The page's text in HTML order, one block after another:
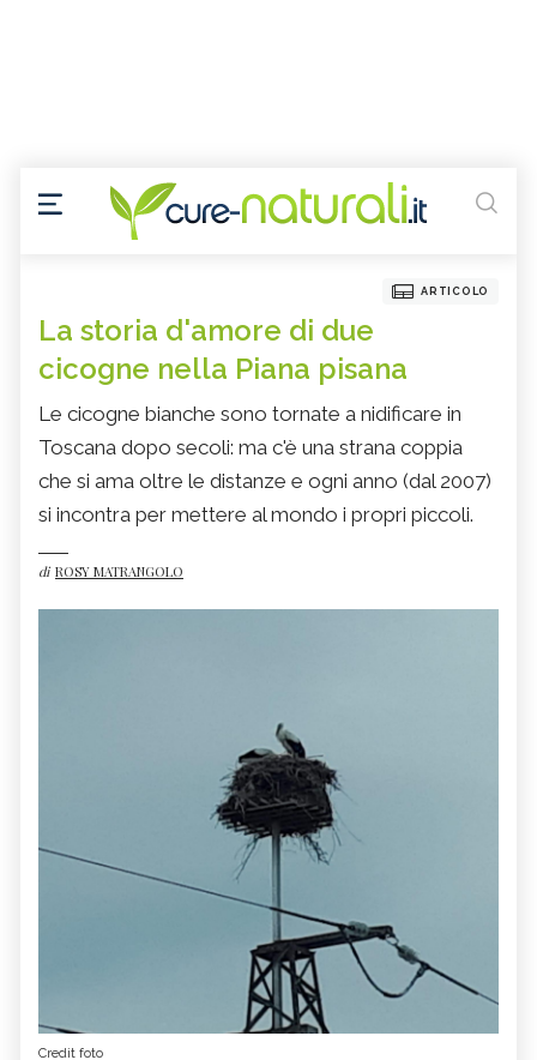
ARTICOLO
La storia d'amore di due
cicogne nella Piana pisana
Le cicogne bianche sono tornate a nidificare in
Toscana dopo secoli: ma c'è una strana coppia
che si ama oltre le distanze e ogni anno (dal 2007)
si incontra per mettere al mondo i propri piccoli.
di ROSY MATRANGOLO
Credit foto